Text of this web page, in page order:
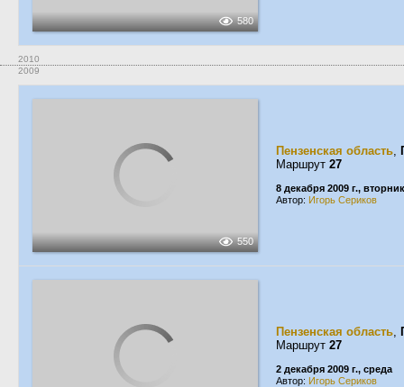
580
2010
2009
550
Пензенская область,
Маршрут 27
8 декабря 2009 г., вторник
Автор: Игорь Сериков
Пензенская область,
Маршрут 27
2 декабря 2009 г., среда
Автор: Игорь Сериков